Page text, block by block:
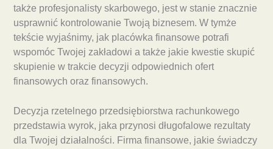
także profesjonalisty skarbowego, jest w stanie znacznie
usprawnić kontrolowanie Twoją biznesem. W tymże
tekście wyjaśnimy, jak placówka finansowe potrafi
wspomóc Twojej zakładowi a także jakie kwestie skupić
skupienie w trakcie decyzji odpowiednich ofert
finansowych oraz finansowych.
Decyzja rzetelnego przedsiębiorstwa rachunkowego
przedstawia wyrok, jaka przynosi długofalowe rezultaty
dla Twojej działalności. Firma finansowe, jakie świadczy